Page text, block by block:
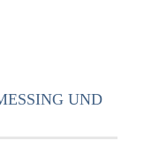
UND